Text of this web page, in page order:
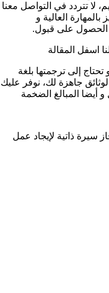
لا تتردد في التواصل معنا
العالية و
الحصول على قبول.
اسفل المقالة
تحتاج إلى ترجمتها بلغة
معنا الان، خلال 24 تكون الوثائق جاهزة لك، نوفر عليك
أيضا المبالغ الضخمة
سيرة ذاتية لإيجاد عمل